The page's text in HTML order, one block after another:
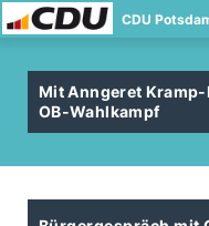
CDU
Mit Anngeret
OB-Wahlkampf